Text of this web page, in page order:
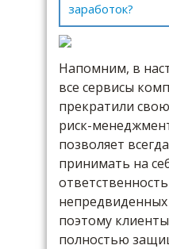
заработок?
Напомним, в
все сервисы
прекратили
риск-
позволяет
принимать на
поэтому
полностью